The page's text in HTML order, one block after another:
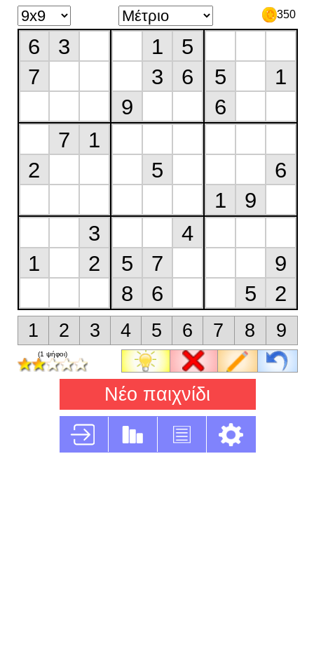
350
6
3
7
1
5
3
6
9
5
1
6
7
1
2
5
6
1
9
3
1
2
4
5
7
8
6
9
5
2
1 2 3 4 5 6 7 8 9
(1 ψήφοι)
Νέο παιχνίδι